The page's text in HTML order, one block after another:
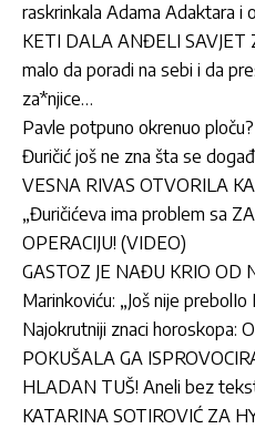
raskrinkala Adama Adaktara i
KETI DALA ANĐELI SAVJET
malo da poradi na sebi i da
za*njice…
Pavle potpuno okrenuo
Đuričić još ne zna šta se
VESNA RIVAS OTVORILA
„Đuričićeva ima problem sa
OPERACIJU! (VIDEO)
GASTOZ JE NAĐU KRIO OD
Marinkoviću: „Još nije prebolIo
Najokrutniji znaci horoskopa:
POKUŠALA GA
HLADAN TUŠ! Aneli bez
KATARINA SOTIROVIĆ ZA